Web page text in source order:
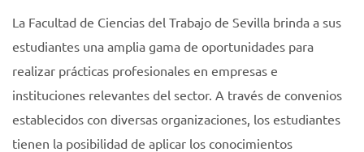
La Facultad de Ciencias del Trabajo de Sevilla brinda a sus
estudiantes una amplia gama de oportunidades para
realizar prácticas profesionales en empresas e
instituciones relevantes del sector. A través de convenios
establecidos con diversas organizaciones, los estudiantes
tienen la posibilidad de aplicar los conocimientos